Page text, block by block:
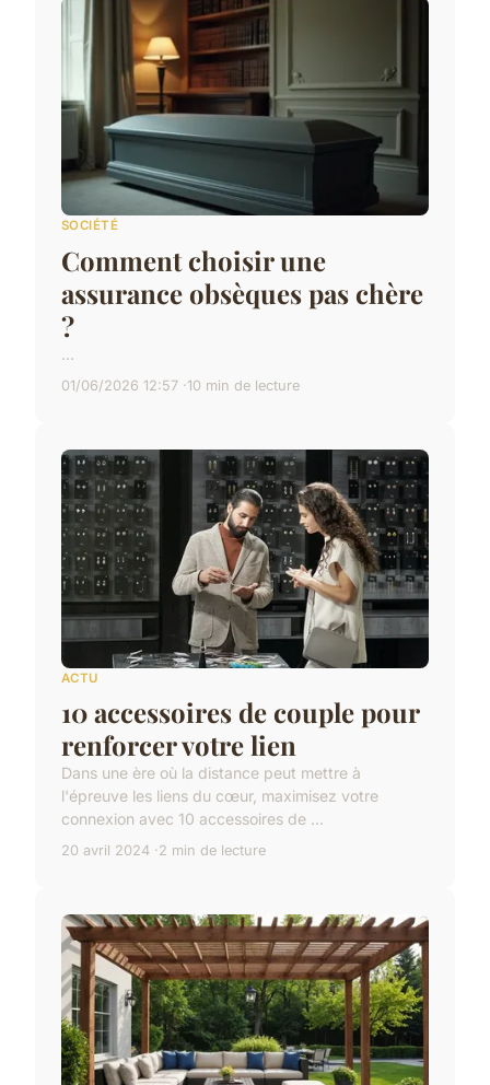
SOCIÉTÉ
Comment choisir une
assurance obsèques pas chère
?
...
01/06/2026 12:57 10 min de lecture
ACTU
10 accessoires de couple pour
renforcer votre lien
Dans une ère où la distance peut mettre à
l'épreuve les liens du cœur, maximisez votre
connexion avec 10 accessoires de ...
20 avril 2024 2 min de lecture